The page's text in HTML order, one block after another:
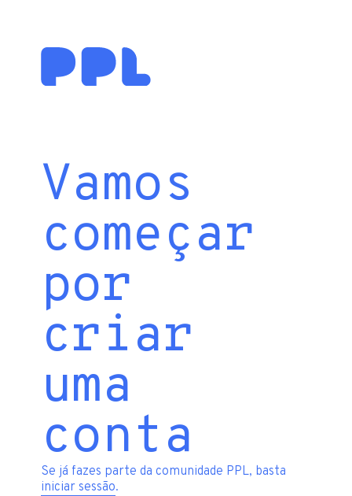
Vamos
começar
por
criar
uma
conta
Se já fazes parte da comunidade PPL, basta
iniciar sessão.